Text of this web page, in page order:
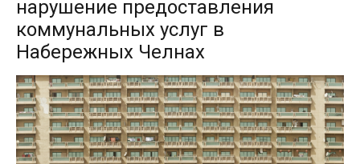
нарушение предоставления
коммунальных услуг в
Набережных Челнах